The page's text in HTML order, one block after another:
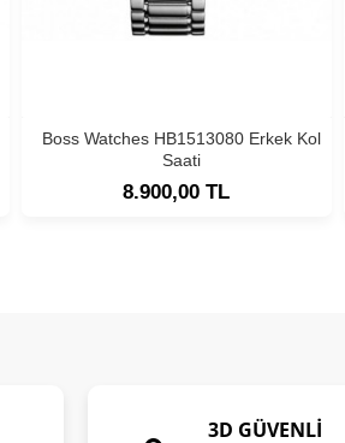
Boss Watches HB1513080 Erkek Kol
Saati
8.900,00 TL
3D GÜVENLİ